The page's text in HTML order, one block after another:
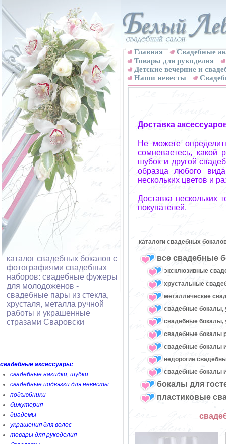
каталог свадебных бокалов с
фотографиями свадебных
наборов: свадебные фужеры
для молодоженов -
свадебные пары из стекла,
хрусталя, металла ручной
работы и украшенные
стразами Сваровски
свадебные аксессуары:
свадебные накидки, шубки
свадебные подвязки для невесты
подъюбники
бижутерия
диадемы
украшения для волос
товары для рукоделия
Главная
Свадебные
Товары для рукоделия
Детские вечерние и
Наши невесты
Доставка
Не можете
сомневаетесь, какой
шубок и другой
образца любого
нескольких цветов и
Доставка нескольких
покупателей.
каталоги свадебных
все свадебные
эксклюзивные
хрустальные
металлические
свадебные бокалы,
свадебные бокалы,
свадебные бокалы
свадебные бокалы
недорогие
свадебные бокалы
бокалы для
пластиковые